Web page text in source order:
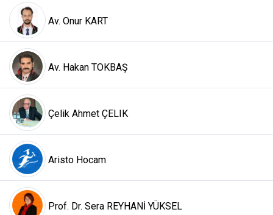
Av. Onur KART
Av. Hakan TOKBAŞ
Çelik Ahmet ÇELIK
Aristo Hocam
Prof. Dr. Sera REYHANİ YÜKSEL